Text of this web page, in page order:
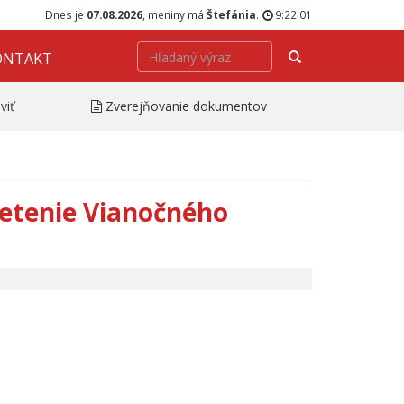
Dnes je 07.08.2026 , meniny má Štefánia. 9:22:01
Hľadať
Zverejňovanie dokumentov
Vianočného